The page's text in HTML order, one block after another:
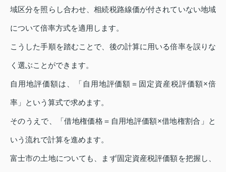
域区分を照らし合わせ、相続税路線価が付されていない地域
について倍率方式を適用します。
こうした手順を踏むことで、後の計算に用いる倍率を誤りな
く選ぶことができます。
自用地評価額は、「自用地評価額＝固定資産税評価額×倍
率」という算式で求めます。
そのうえで、「借地権価格＝自用地評価額×借地権割合」と
いう流れで計算を進めます。
富士市の土地についても、まず固定資産税評価額を把握し、